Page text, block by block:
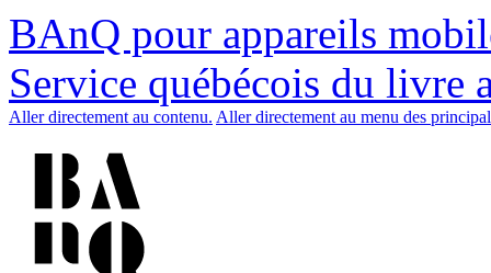
BAnQ pour appareils
Service québécois du livre
Aller directement au contenu. Aller directement au menu des